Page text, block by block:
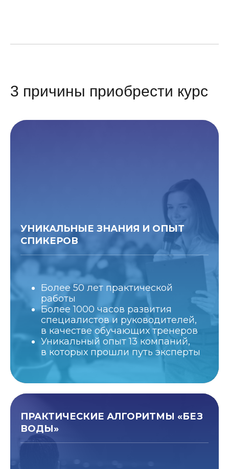
3 причины приобрести курс
УНИКАЛЬНЫЕ ЗНАНИЯ И ОПЫТ
СПИКЕРОВ
Более 50 лет практической
работы
Более 1000 часов развития
специалистов и руководителей,
в качестве обучающих тренеров
Уникальный опыт 13 компаний,
в которых прошли путь эксперты
ПРАКТИЧЕСКИЕ АЛГОРИТМЫ «БЕЗ
ВОДЫ»